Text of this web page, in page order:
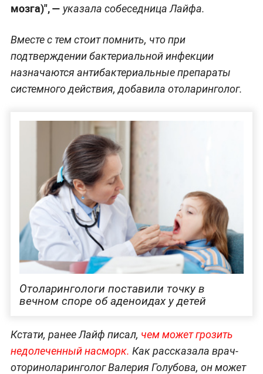
мозга)", — указала собеседница Лайфа.
Вместе с тем стоит помнить, что при
подтверждении бактериальной инфекции
назначаются антибактериальные препараты
системного действия, добавила отоларинголог.
Отоларингологи поставили точку в
вечном споре об аденоидах у детей
Кстати, ранее Лайф писал, чем может грозить
недолеченный насморк. Как рассказала врач-
оториноларинголог Валерия Голубова, он может